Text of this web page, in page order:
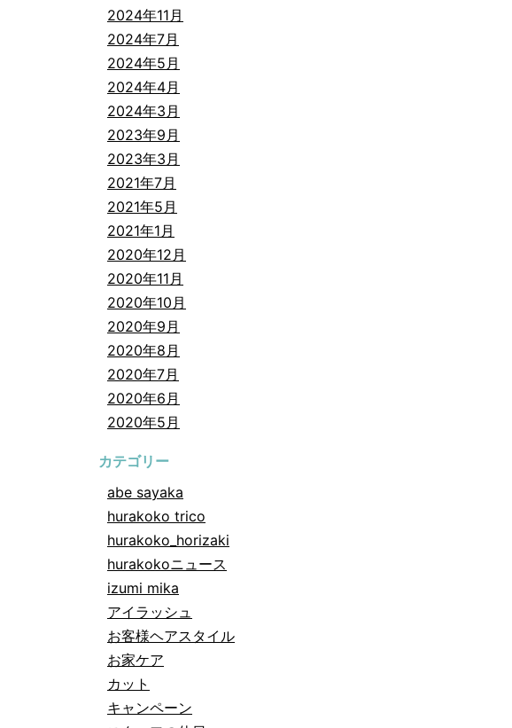
2024年11月
2024年7月
2024年5月
2024年4月
2024年3月
2023年9月
2023年3月
2021年7月
2021年5月
2021年1月
2020年12月
2020年11月
2020年10月
2020年9月
2020年8月
2020年7月
2020年6月
2020年5月
カテゴリー
abe sayaka
hurakoko trico
hurakoko_horizaki
hurakokoニュース
izumi mika
アイラッシュ
お客様ヘアスタイル
お家ケア
カット
キャンペーン